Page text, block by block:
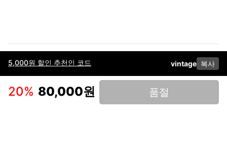
5,000원 할인 추천인 코드 vintage 복사
20% 80,000원 품절
이용약관고객센터판매개인정보 처리방침사업자 정보다운로드
인스타그램